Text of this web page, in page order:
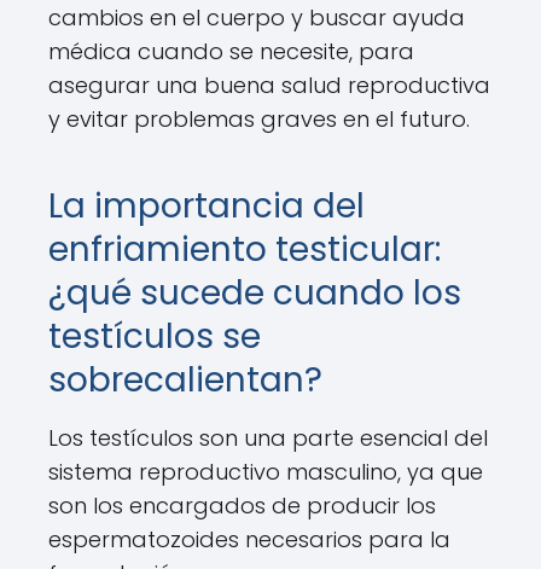
cambios en el cuerpo y buscar ayuda
médica cuando se necesite, para
asegurar una buena salud reproductiva
y evitar problemas graves en el futuro.
La importancia del
enfriamiento testicular:
¿qué sucede cuando los
testículos se
sobrecalientan?
Los testículos son una parte esencial del
sistema reproductivo masculino, ya que
son los encargados de producir los
espermatozoides necesarios para la